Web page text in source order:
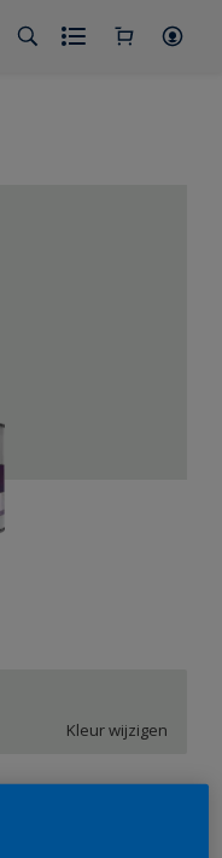
Kleur wijzigen